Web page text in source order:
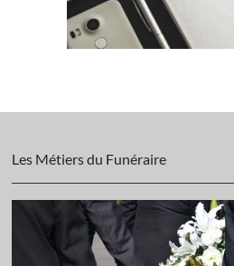
Les Métiers du Funéraire